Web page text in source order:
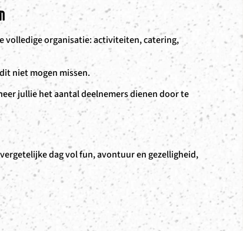
volledige organisatie: activiteiten, catering,
niet mogen missen.
jullie het aantal deelnemers dienen door te
dag vol fun, avontuur en gezelligheid,